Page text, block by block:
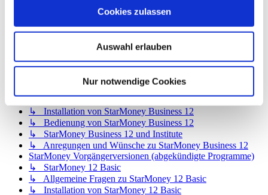
Cookies zulassen
Auswahl erlauben
Nur notwendige Cookies
↳ StarMoney Basic 15 und Institute
StarMoney Apps für Android, iOS und MacOS
↳ StarMoney App für Android
↳ StarMoney App für Mac
↳ Anregungen und Wünsche
↳ Installation von StarMoney Business 12
↳ Bedienung von StarMoney Business 12
↳ StarMoney Business 12 und Institute
↳ Anregungen und Wünsche zu StarMoney Business 12
StarMoney Vorgängerversionen (abgekündigte Programme)
↳ StarMoney 12 Basic
↳ Allgemeine Fragen zu StarMoney 12 Basic
↳ Installation von StarMoney 12 Basic